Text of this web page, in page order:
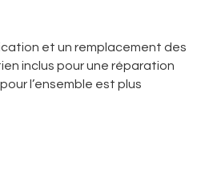
et un remplacement des
inclus pour une réparation
l’ensemble est plus